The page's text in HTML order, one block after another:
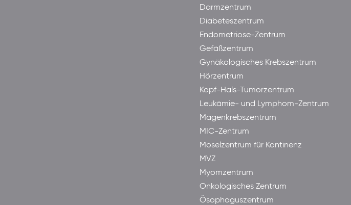
Darmzentrum
Diabeteszentrum
Endometriose-Zentrum
Gefäßzentrum
Gynäkologisches Krebszentrum
Hörzentrum
Kopf-Hals-Tumorzentrum
Leukämie- und Lymphom-Zentrum
Magenkrebszentrum
MIC-Zentrum
Moselzentrum für Kontinenz
MVZ
Myomzentrum
Onkologisches Zentrum
Ösophaguszentrum